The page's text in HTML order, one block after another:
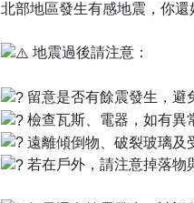
北部地區發生有感地震，你還
地震過後請注意：
留意是否有餘震發生，避
檢查瓦斯、電器，如有異
遠離傾倒物、破裂玻璃及
若在戶外，請注意掉落物